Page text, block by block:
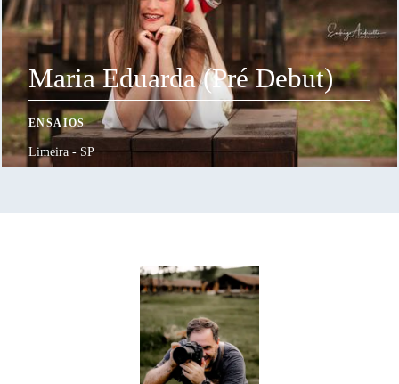
Maria Eduarda (Pré Debut)
ENSAIOS
Limeira - SP